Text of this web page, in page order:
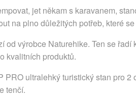
jet někam s karavanem,
na plno důležitých potřeb, které
od výrobce Naturehike. Ten se
kvalitních produktů.
PRO ultralehký turistický stan pro
tenčí.